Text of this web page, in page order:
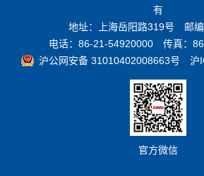
有
地址：上海岳阳路319号 邮
电话：86-21-54920000 传真：
沪公网安备 31010402008663号
沪
官方微信